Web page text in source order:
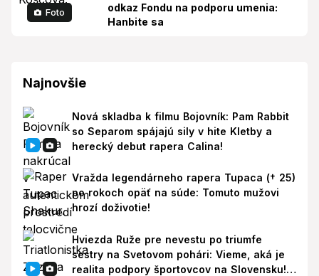
Foto
odkaz Fondu na podporu umenia:
Hanbite sa
Najnovšie
Nová skladba k filmu Bojovník: Pam Rabbit
so Separom spájajú sily v hite Kletby a
herecký debut rapera Calina!
Vražda legendárneho rapera Tupaca († 25)
po rokoch opäť na súde: Tomuto mužovi
hrozí doživotie!
Hviezda Ruže pre nevestu po triumfe
sestry na Svetovom pohári: Vieme, aká je
realita podpory športovcov na Slovensku!